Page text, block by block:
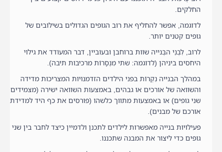
החלקים.
לדוגמה, אפשר להחליף את רוב הגופים הגדולים בשילובים של
גופים קטנים יותר.
לרוב, לִבְנֵי הבְּנייה שוות ברוחבן ובעוביין, דבר המעודד את גילוי
היחסים ביניהן (לדוגמה: שתי מִנְסָרוֹת מרכיבות תיבה).
במהלך הבנייה נִקְרוֹת בפני הילדים הזדמנויות המצריכות מדידה
והשוואה של אורכים או גבהים, באמצעות השוואה ישירה (מצמידים
שני גופים) או באמצעות מתווך כלשהו (פורסים את כף היד למדידת
אורכם של מבנים).
פעילויות בנייה מאפשרות לילדים לתכנן ולדמיין כיצד לחבר בין שני
גופים כדי ליצור את המבנה שתכננו.